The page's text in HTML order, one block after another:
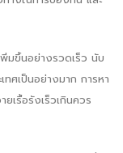
มขึ้นอย่างรวดเร็ว นับ
ศเป็นอย่างมาก การหา
เรื้อรังเร็วเกินควร